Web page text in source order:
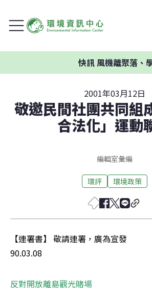
快訊風機離聚落、學
2001年03月12日
敬邀民間社團共同組
合法化」運動
編輯室彙編
環評 環境政策
【連署書】 敬請連署，廣為宣發
90.03.08
反對開放離島觀光賭場